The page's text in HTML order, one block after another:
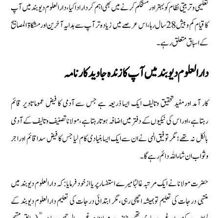
تعلیمی وتربیتی نظام كوبہتر اورمستحكم كرنے میں بھی اہم كردار ادا كیا‏، دارالعلوم دیوبند میں آپ
كا قیام كم وبیش 28 سا ل رہا، اس عرصے میں زیادہ تر آپ سے ہدایہ آخرین اورمشكاة المصابیح
كے اسباق متعلق رہے۔
دارالعلوم دیوبند میں آپ كازندہ جاوید كارنامہ
كار آمد اورمفیدتحقیق وتالیف ایك ایسا ذریعہ ہے جس سے آدمی كا فیض عموما تادیر قائم
رہتاہے‏،اوراس كی نیكیوں كے دفتر میں اضافہ ہوتا رہتاہے‏،مولانا تصنیف وتالیف كے آدمی
بالكل نہ تھے؛ مگر توفیق الہی نےان سےایك ایسا بنیادی كام لیا جس كا فیض سداقائم اوراجر
وثواب ان شاءاللہ دائم رہے گا۔
حضرت مولانا نے ایك مرتبہ غالبًا میرے استفسار پر یا ازخود فرمایا: كہ دارالعلوم دیوبند میں
منتہی درجات كی تعلیم توہمیشہ اچھی رہی‏،مگر ابتدائی درجات كی تعلیم دارالعلوم دیوبند كے